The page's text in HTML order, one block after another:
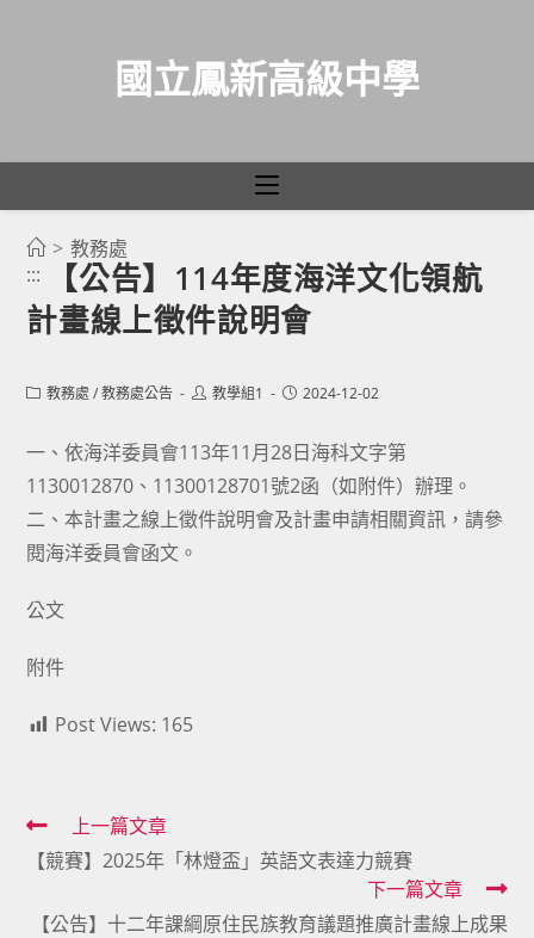
國立鳳新高級中學
> 教務處
:::
【公告】114年度海洋文化領航
計畫線上徵件說明會
Post教務處 / 教務處公告
Post教學組1
Post2024-12-02
一、依海洋委員會113年11月28日海科文字第
1130012870、11300128701號2函（如附件）辦理。
二、本計畫之線上徵件說明會及計畫申請相關資訊，請參
閱海洋委員會函文。
公文
附件
Post Views: 165
Read
more
articles
上一篇文章
【競賽】2025年「林燈盃」英語文表達力競賽
下一篇文章
【公告】十二年課綱原住民族教育議題推廣計畫線上成果